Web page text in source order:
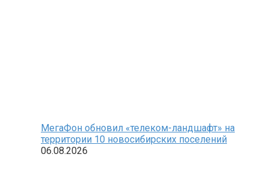
МегаФон обновил «телеком-ландшафт» на
территории 10 новосибирских поселений
06.08.2026